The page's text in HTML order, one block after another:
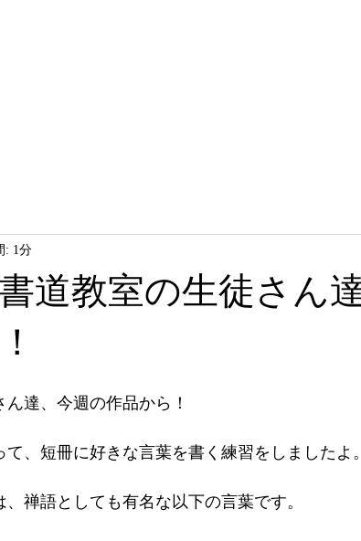
道教室の生徒さん
: 1分
達、今週の作品から！
、短冊に好きな言葉を書く練習をしましたよ。
禅語としても有名な以下の言葉です。